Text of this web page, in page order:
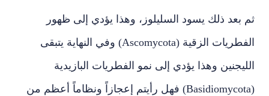
ثم بعد ذلك يسود السليلوز، وهذا يؤدي إلى ظهور
الفطريات الزقية (Ascomycota) وفي النهاية يتبقى
الليجنين وهذا يؤدي إلى نمو الفطريات البازيدية
(Basidiomycota) فهل رأيتم إعجازاً ونظاماً أعظم من